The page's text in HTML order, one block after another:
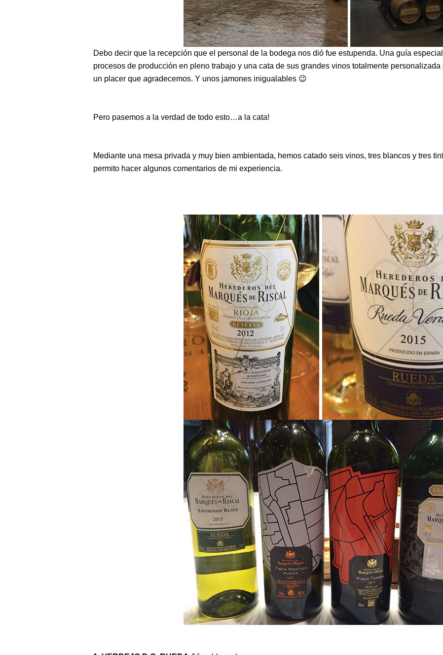
Debo decir que la recepción que el personal de la bodega nos dió fue estupenda. Una guía
procesos de producción en pleno trabajo y una cata de sus grandes vinos totalmente
un placer que agradecemos. Y unos jamones inigualables 😉
Pero pasemos a la verdad de todo esto…a la cata!
Mediante una mesa privada y muy bien ambientada, hemos catado seis vinos, tres blancos y tres
permito hacer algunos comentarios de mi experiencia.